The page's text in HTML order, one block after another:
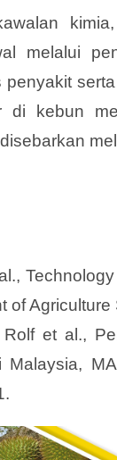
melalui
di kebun
of Agriculture
et al.,
Malaysia,